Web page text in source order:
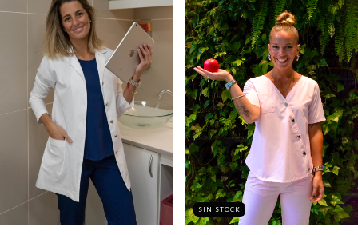
SIN STOCK